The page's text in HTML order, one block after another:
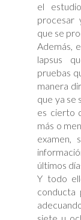
el
procesar
que se
Además,
lapsus
pruebas
manera
que ya se
es cierto
más o
examen,
últimos
Y todo
conducta